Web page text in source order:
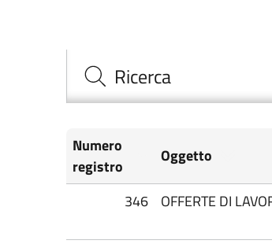
Ricerca
Numero
registro
Oggetto
346
OFFERTE DI